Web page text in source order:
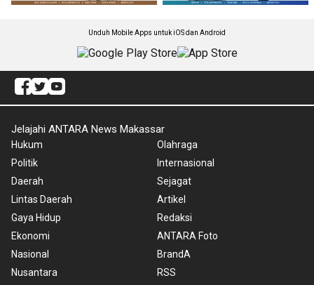
Unduh Mobile Apps untuk iOS dan Android
Jelajahi ANTARA News Makassar
Hukum
Politik
Daerah
Lintas Daerah
Gaya Hidup
Ekonomi
Nasional
Nusantara
Olahraga
Internasional
Sejagat
Artikel
Redaksi
ANTARA Foto
BrandA
RSS